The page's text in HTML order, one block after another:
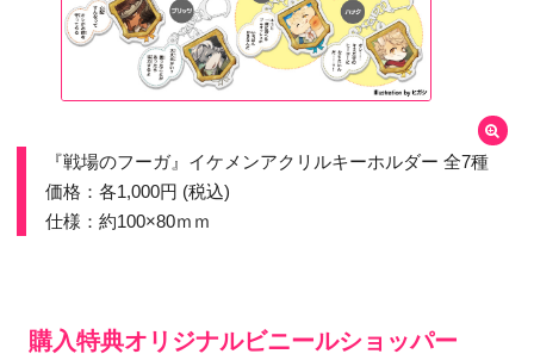
『戦場のフーガ』イケメンアクリルキーホルダー 全7種
価格：各1,000円 (税込)
仕様：約100×80ｍｍ
購入特典オリジナルビニールショッパー